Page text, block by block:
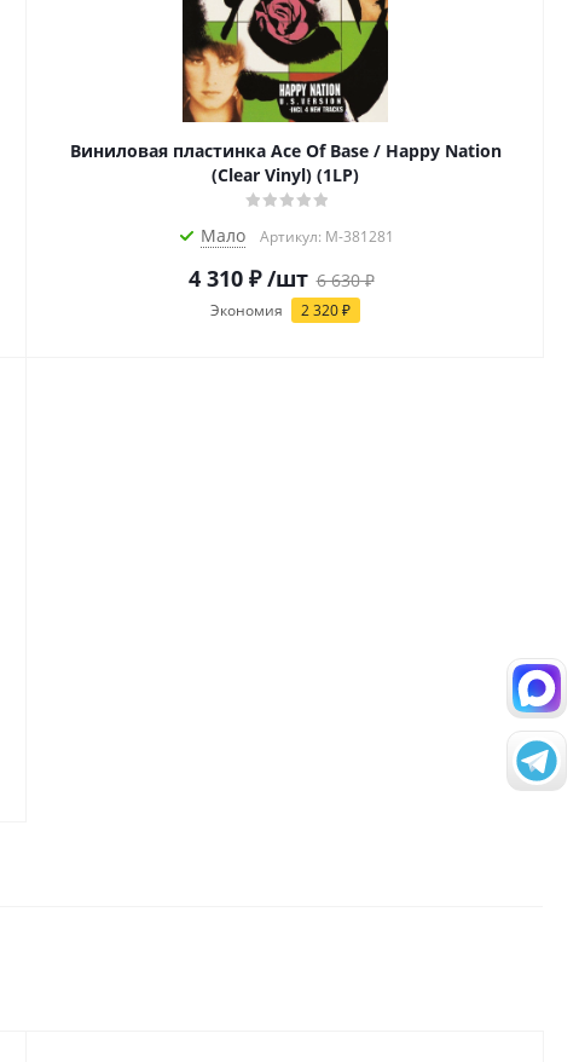
Виниловая пластинка Ace Of Base / Happy Nation
(Clear Vinyl) (1LP)
Мало Артикул: M-381281
4 310₽ /шт 6 630₽
Экономия 2 320₽